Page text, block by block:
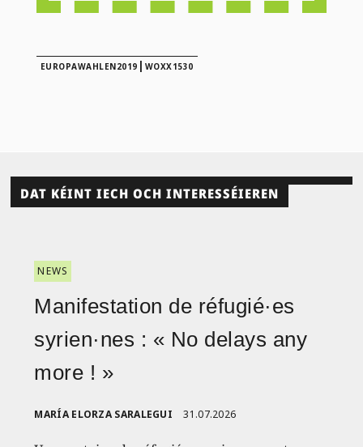
EUROPAWAHLEN2019 | WOXX1530
DAT KÉINT IECH OCH INTERESSÉIEREN
NEWS
Manifestation de réfugié·es
syrien·nes : « No delays any
more ! »
MARÍA ELORZA SARALEGUI 31.07.2026